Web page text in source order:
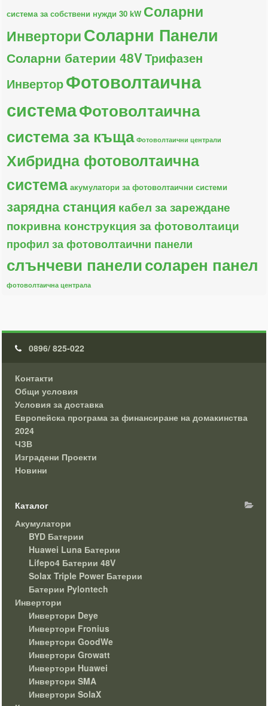
система за собствени нужди 30 kW Соларни
ИнверториСоларни Панели
Соларни батерии 48VТрифазен
ИнверторФотоволтаична
системаФотоволтаична
система за къща Фотоволтаични централи
Хибридна фотоволтаична
система акумулатори за фотоволтаични системи
зарядна станция кабел за зареждане
покривна конструкция за фотоволтаици
профил за фотоволтаични панели
слънчеви панелисоларен панел
фотоволтаична централа
0896/ 825-022
Контакти
Общи условия
Условия за доставка
Европейска програма за финансиране на домакинства
2024
ЧЗВ
Изградени Проекти
Новини
Каталог
Акумулатори
BYD Батерии
Huawei Luna Батерии
Lifepo4 Батерии 48V
Solax Triple Power Батерии
Батерии Pylontech
Инвертори
Инвертори Deye
Инвертори Fronius
Инвертори GoodWe
Инвертори Growatt
Инвертори Huawei
Инвертори SMA
Инвертори SolaX